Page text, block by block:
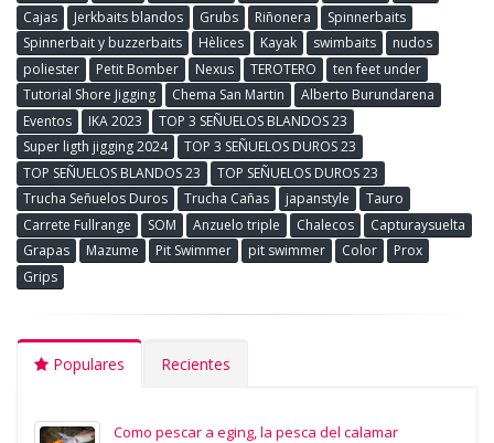
Cajas
Jerkbaits blandos Grubs Riñonera
Spinnerbaits
Spinnerbait y buzzerbaits
Hèlices Kayak swimbaits
nudos
poliester
Petit Bomber Nexus TEROTERO
ten feet under
Tutorial Shore Jigging
Chema San Martin
Alberto Burundarena
Eventos
IKA 2023
TOP 3 SEÑUELOS BLANDOS 23
Super ligth jigging 2024
TOP 3 SEÑUELOS DUROS 23
TOP SEÑUELOS BLANDOS 23
TOP SEÑUELOS DUROS 23
Trucha Señuelos Duros
Trucha Cañas japanstyle
Tauro
Carrete Fullrange
SOM Anzuelo triple Chalecos
Capturaysuelta
Grapas
Mazume Pit Swimmer pit swimmer Color
Prox
Grips
Populares Recientes
Como pescar a eging, la pesca del calamar